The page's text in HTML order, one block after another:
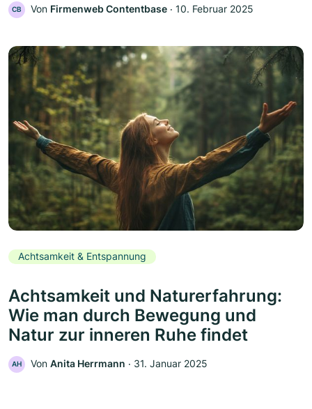
CB Von Firmenweb Contentbase ‧ 10. Februar 2025
Achtsamkeit & Entspannung
Achtsamkeit und Naturerfahrung:
Wie man durch Bewegung und
Natur zur inneren Ruhe findet
AH Von Anita Herrmann ‧ 31. Januar 2025